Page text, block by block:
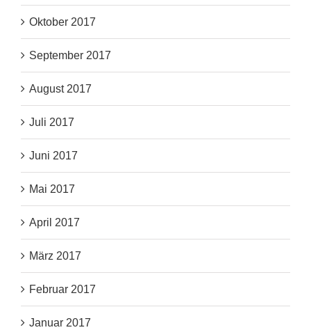
Oktober 2017
September 2017
August 2017
Juli 2017
Juni 2017
Mai 2017
April 2017
März 2017
Februar 2017
Januar 2017